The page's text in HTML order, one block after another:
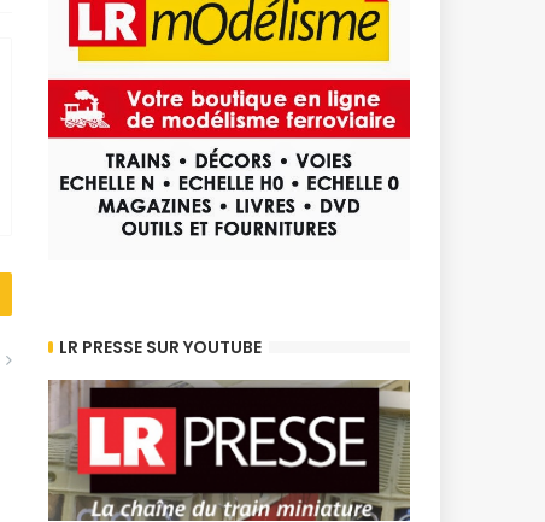
LR PRESSE SUR YOUTUBE